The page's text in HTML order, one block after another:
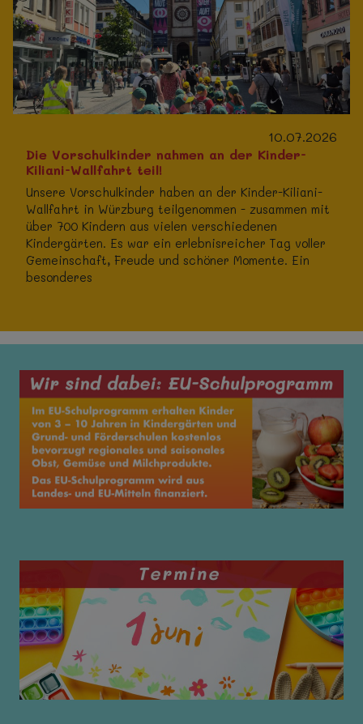
10.07.2026
Die Vorschulkinder nahmen an der Kinder-
Kiliani-Wallfahrt teil!
Unsere Vorschulkinder haben an der Kinder-Kiliani-
Wallfahrt in Würzburg teilgenommen - zusammen mit
über 700 Kindern aus vielen verschiedenen
Kindergärten. Es war ein erlebnisreicher Tag voller
Gemeinschaft, Freude und schöner Momente. Ein
besonderes